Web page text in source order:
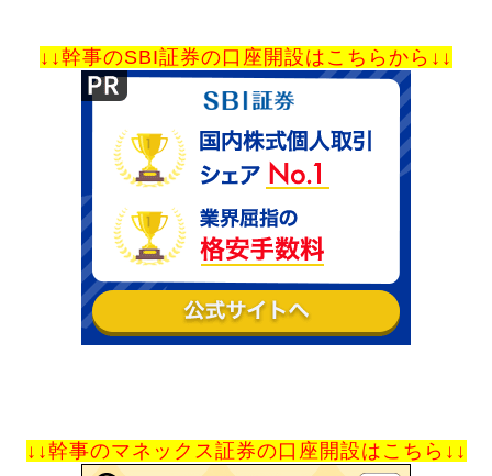
↓↓幹事のSBI証券の口座開設はこちらから↓↓
↓↓幹事のマネックス証券の口座開設はこちら↓↓